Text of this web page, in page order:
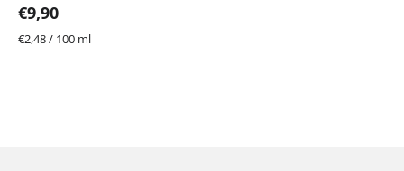
5
hviezdičiek.
€9,90
Jednotková
€2,48 / 100 ml